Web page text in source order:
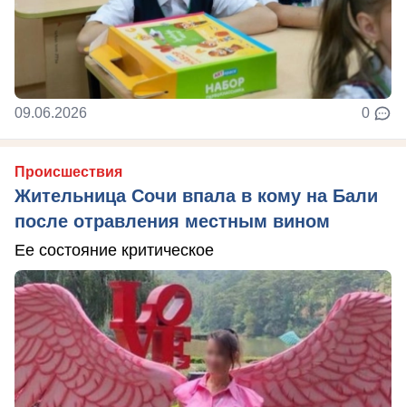
09.06.2026 0
Происшествия
Жительница Сочи впала в кому на Бали
после отравления местным вином
Ее состояние критическое